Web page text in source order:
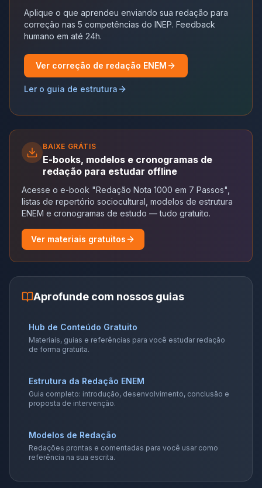
Aplique o que aprendeu enviando sua redação para
correção nas 5 competências do INEP. Feedback
humano em até 24h.
Ver correção de redação ENEM
Ler o guia de estrutura
BAIXE GRÁTIS
E-books, modelos e cronogramas de
redação para estudar offline
Acesse o e-book "Redação Nota 1000 em 7 Passos",
listas de repertório sociocultural, modelos de estrutura
ENEM e cronogramas de estudo — tudo gratuito.
Ver materiais gratuitos
Aprofunde com nossos guias
Hub de Conteúdo Gratuito
Materiais, guias e referências para você estudar redação
de forma gratuita.
Estrutura da Redação ENEM
Guia completo: introdução, desenvolvimento, conclusão e
proposta de intervenção.
Modelos de Redação
Redações prontas e comentadas para você usar como
referência na sua escrita.